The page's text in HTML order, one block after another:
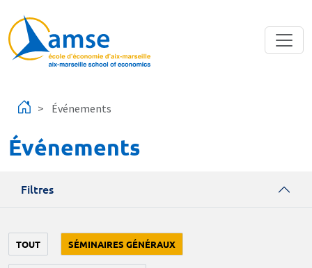
Événements
Événements
Filtres
TOUT SÉMINAIRES GÉNÉRAUX